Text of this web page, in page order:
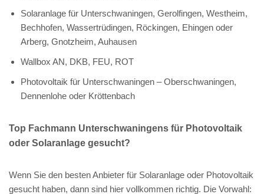
Solaranlage für Unterschwaningen, Gerolfingen, Westheim,
Bechhofen, Wassertrüdingen, Röckingen, Ehingen oder
Arberg, Gnotzheim, Auhausen
Wallbox AN, DKB, FEU, ROT
Photovoltaik für Unterschwaningen – Oberschwaningen,
Dennenlohe oder Kröttenbach
Top Fachmann Unterschwaningens für Photovoltaik
oder Solaranlage gesucht?
Wenn Sie den besten Anbieter für Solaranlage oder Photovoltaik
gesucht haben, dann sind hier vollkommen richtig. Die Vorwahl: